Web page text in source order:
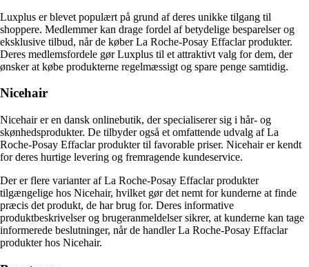
Luxplus er blevet populært på grund af deres unikke tilgang til
shoppere. Medlemmer kan drage fordel af betydelige besparelser og
eksklusive tilbud, når de køber La Roche-Posay Effaclar produkter.
Deres medlemsfordele gør Luxplus til et attraktivt valg for dem, der
ønsker at købe produkterne regelmæssigt og spare penge samtidig.
Nicehair
Nicehair er en dansk onlinebutik, der specialiserer sig i hår- og
skønhedsprodukter. De tilbyder også et omfattende udvalg af La
Roche-Posay Effaclar produkter til favorable priser. Nicehair er kendt
for deres hurtige levering og fremragende kundeservice.
Der er flere varianter af La Roche-Posay Effaclar produkter
tilgængelige hos Nicehair, hvilket gør det nemt for kunderne at finde
præcis det produkt, de har brug for. Deres informative
produktbeskrivelser og brugeranmeldelser sikrer, at kunderne kan tage
informerede beslutninger, når de handler La Roche-Posay Effaclar
produkter hos Nicehair.